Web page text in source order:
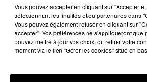
13 juin 2023 - 2 min 23 sec
LES INFOS DE L'HÉRAULT DU
13H59
Podcasts infos de l'Hérault
Vous pouvez accepter en cliquant sur "Accepter
sélectionnant les finalités et/ou partenaires dans
Vous pouvez également refuser en cliquant sur
accepter". Vos préférences ne s'appliqueront que
pouvez mettre à jour vos choix, ou retirer votre
moment via le lien "Gérer les cookies" situé en